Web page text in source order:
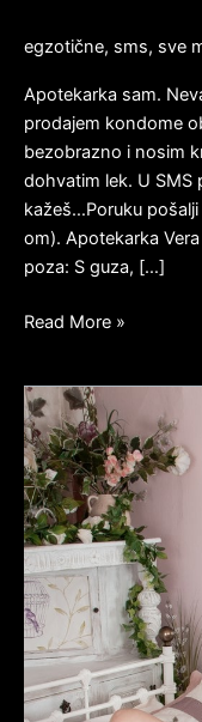
egzotične, sms, sve
Apotekarka sam.
prodajem kondome
bezobrazno i nosim
dohvatim lek. U SMS
kažeš…Poruku pošalji
om). Apotekarka
poza: S guza, […]
Read More »
MENADŽERKA
DORIS
RADI
SVE
U
KORIST